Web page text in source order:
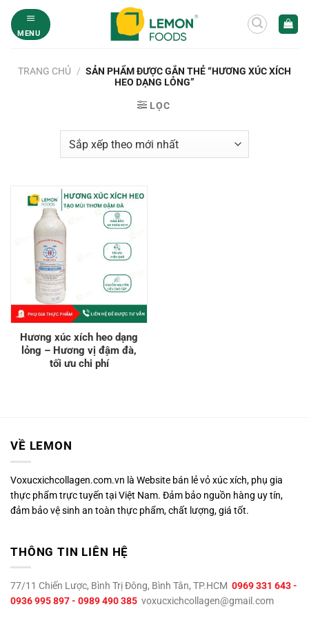
qua
MENU
TRANG CHỦ / SẢN PHẨM ĐƯỢC GẮN THẺ “HƯƠNG XÚC XÍCH
HEO DẠNG LỎNG”
LỌC
Hương xúc xích heo dạng
lỏng – Hương vị đậm đà,
tối ưu chi phí
VỀ LEMON
Voxucxichcollagen.com.vn là Website bán lẻ vỏ xúc xích, phụ gia
thực phẩm trực tuyến tại Việt Nam. Đảm bảo nguồn hàng uy tín,
đảm bảo vệ sinh an toàn thực phẩm, chất lượng, giá tốt.
THÔNG TIN LIÊN HỆ
77/11 Chiến Lược, Bình Trị Đông, Bình Tân, TP.HCM 0969 331 643 -
0936 995 897 - 0989 490 385 voxucxichcollagen@gmail.com